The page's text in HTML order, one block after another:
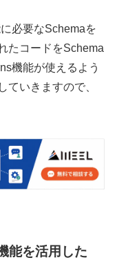
必要なSchemaを
たコードをSchema
機能が使えるよう
ていきますので、
能を活用した